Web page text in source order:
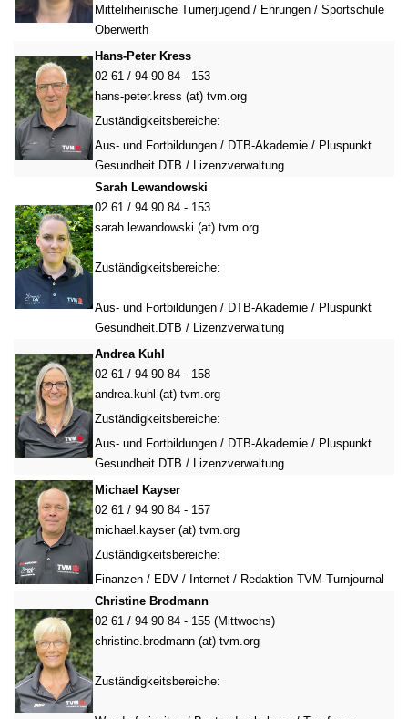
Mittelrheinische Turnerjugend / Ehrungen / Sportschule
Oberwerth
Hans-Peter Kress
02 61 / 94 90 84 - 153
hans-peter.kress (at) tvm.org
Zuständigkeitsbereiche:
Aus- und Fortbildungen / DTB-Akademie / Pluspunkt
Gesundheit.DTB / Lizenzverwaltung
Sarah Lewandowski
02 61 / 94 90 84 - 153
sarah.lewandowski (at) tvm.org
Zuständigkeitsbereiche:
Aus- und Fortbildungen / DTB-Akademie / Pluspunkt
Gesundheit.DTB / Lizenzverwaltung
Andrea Kuhl
02 61 / 94 90 84 - 158
andrea.kuhl (at) tvm.org
Zuständigkeitsbereiche:
Aus- und Fortbildungen / DTB-Akademie / Pluspunkt
Gesundheit.DTB / Lizenzverwaltung
Michael Kayser
02 61 / 94 90 84 - 157
michael.kayser (at) tvm.org
Zuständigkeitsbereiche:
Finanzen / EDV / Internet / Redaktion TVM-Turnjournal
Christine Brodmann
02 61 / 94 90 84 - 155 (Mittwochs)
christine.brodmann (at) tvm.org
Zuständigkeitsbereiche: